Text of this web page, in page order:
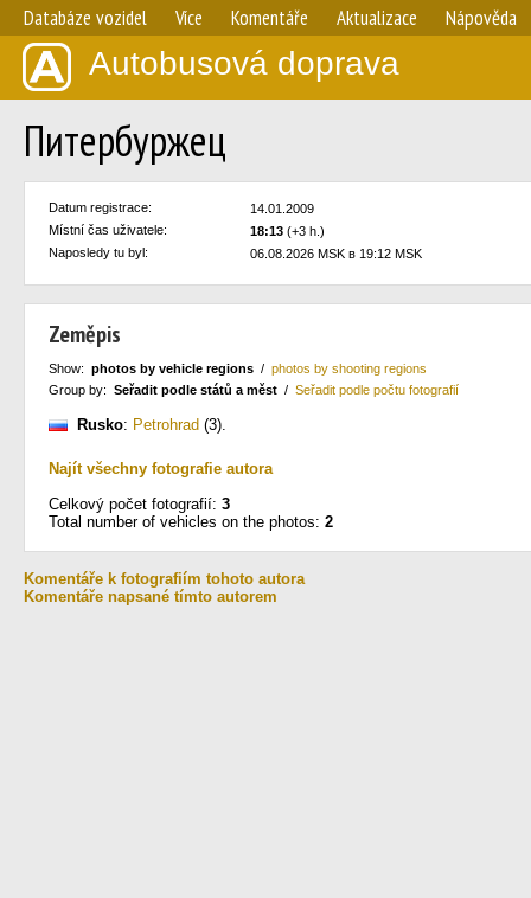
Databáze vozidel Více Komentáře Aktualizace Nápověda
Autobusová doprava
Питербуржец
Datum registrace:
14.01.2009
Místní čas uživatele:
18:13 (+3 h.)
Naposledy tu byl:
06.08.2026 MSK в 19:12 MSK
Zeměpis
Show: photos by vehicle regions / photos by shooting regions
Group by: Seřadit podle států a měst / Seřadit podle počtu fotografií
Rusko: Petrohrad (3).
Najít všechny fotografie autora
Celkový počet fotografií: 3
Total number of vehicles on the photos: 2
Komentáře k fotografiím tohoto autora
Komentáře napsané tímto autorem